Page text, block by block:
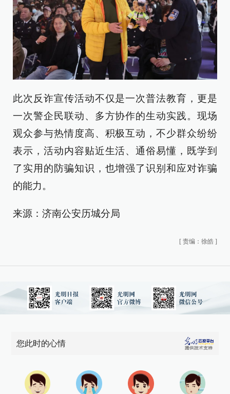
此次反诈宣传活动不仅是一次普法教育，更是
一次警企民联动、多方协作的生动实践。现场
观众参与热情度高、积极互动，不少群众纷纷
表示，活动内容贴近生活、通俗易懂，既学到
了实用的防骗知识，也增强了识别和应对诈骗
的能力。
来源：济南公安历城分局
[ 责编：徐皓 ]
您此时的心情